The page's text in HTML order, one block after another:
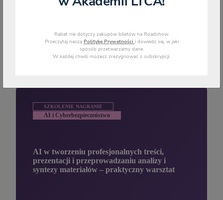
SZKOLENIE NAGRANIE
AI i Cyberbezpieczeństwo
AI w tworzeniu profesjonalnych treści,
prezentacji i przeprowadzaniu analizy i
syntezy materiałów – praktyczny warsztat
Rabat nie dotyczy zakupów biletów na Roadshow.
Przeczytaj naszą Politykę Prywatności i dowiedz się, w jaki
sposób przetwarzamy dane.
W każdej chwili możesz zrezygnować z subskrypcji.